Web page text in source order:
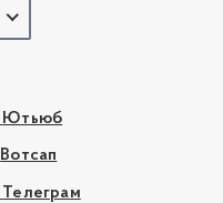
Ютьюб
Вотсап
Телеграм